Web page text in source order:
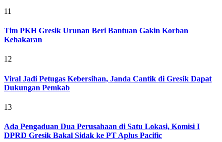
11
Tim PKH Gresik Urunan Beri Bantuan Gakin Korban
Kebakaran
12
Viral Jadi Petugas Kebersihan, Janda Cantik di Gresik Dapat
Dukungan Pemkab
13
Ada Pengaduan Dua Perusahaan di Satu Lokasi, Komisi I
DPRD Gresik Bakal Sidak ke PT Aplus Pacific